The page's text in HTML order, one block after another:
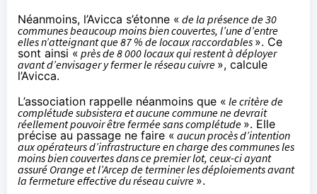
Néanmoins, l’Avicca s’étonne « de la présence de 30
communes beaucoup moins bien couvertes, l’une d’entre
elles n’atteignant que 87 % de locaux raccordables ». Ce
sont ainsi « près de 8 000 locaux qui restent à déployer
avant d’envisager y fermer le réseau cuivre », calcule
l’Avicca.
L’association rappelle néanmoins que « le critère de
complétude subsistera et aucune commune ne devrait
réellement pouvoir être fermée sans complétude ». Elle
précise au passage ne faire « aucun procès d’intention
aux opérateurs d’infrastructure en charge des communes les
moins bien couvertes dans ce premier lot, ceux-ci ayant
assuré Orange et l’Arcep de terminer les déploiements avant
la fermeture effective du réseau cuivre ».